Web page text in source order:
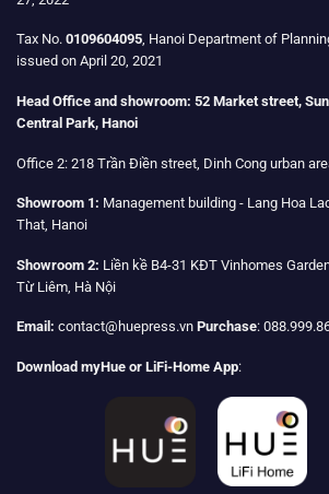
Tax No. 0109604095, Hanoi Department of
issued on April 20, 2021
Head Office and showroom: 52 Market street,
Central Park, Hanoi
Office 2: 218 Trần Điền street, Dinh Cong urban
Showroom 1: Management building - Lang Hoa
That, Hanoi
Showroom 2: Liền kề B4-31 KĐT Vinhomes
Từ Liêm, Hà Nội
Email: contact@huepress.vn Purchase:
Download myHue or LiFi-Home App: